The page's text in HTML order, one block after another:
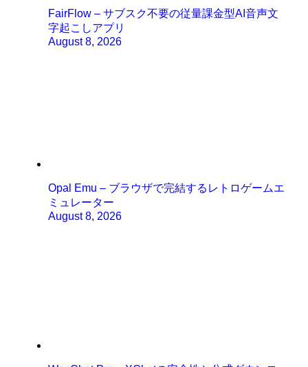
FairFlow – サブスク不要の従量課金型AI音声文
字起こしアプリ
August 8, 2026
Opal Emu – ブラウザで完結するレトロゲームエ
ミュレーター
August 8, 2026